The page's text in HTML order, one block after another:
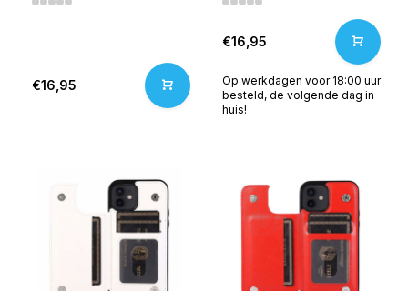
€16,95
€16,95
Op werkdagen voor 18:00 uur
besteld, de volgende dag in
huis!